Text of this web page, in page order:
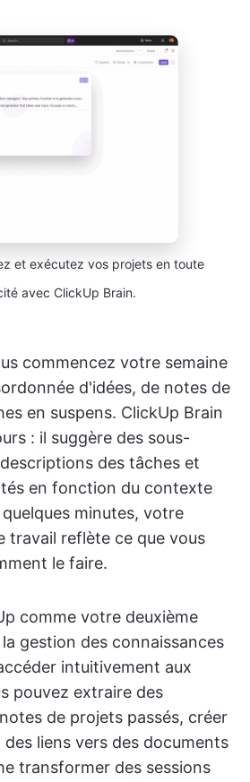
et exécutez vos projets en toute
avec ClickUp Brain.
commencez votre semaine
d'idées, de notes de
en suspens. ClickUp Brain
: il suggère des sous-
des tâches et
en fonction du contexte
minutes, votre
travail reflète ce que vous
le faire.
comme votre deuxième
gestion des connaissances
intuitivement aux
pouvez extraire des
de projets passés, créer
liens vers des documents
transformer des sessions